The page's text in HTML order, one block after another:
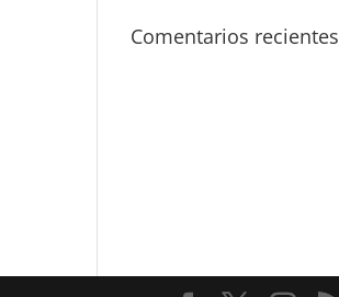
Comentarios recientes